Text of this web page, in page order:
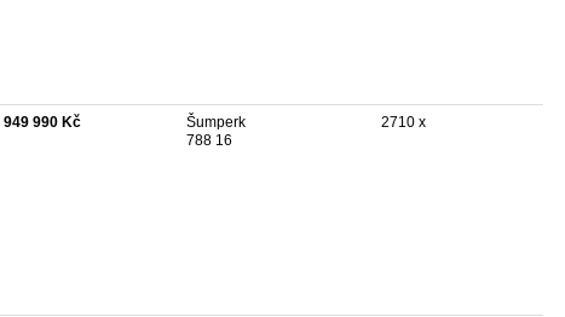
949 990 Kč
Šumperk
788 16
2710 x